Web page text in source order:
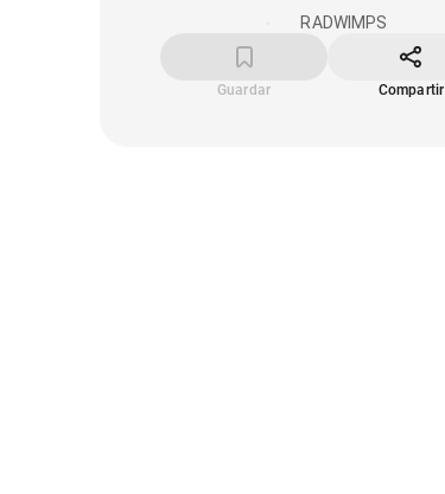
RADWIMPS
Guardar Compartir